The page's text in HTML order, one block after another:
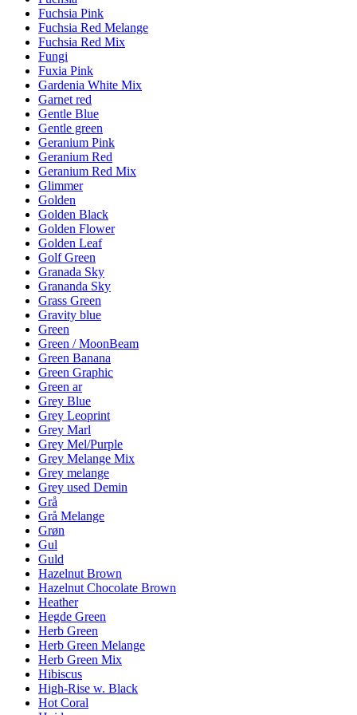
Fuchsia Pink
Fuchsia Red Melange
Fuchsia Red Mix
Fungi
Fuxia Pink
Gardenia White Mix
Garnet red
Gentle Blue
Gentle green
Geranium Pink
Geranium Red
Geranium Red Mix
Glimmer
Golden
Golden Black
Golden Flower
Golden Leaf
Golf Green
Granada Sky
Grananda Sky
Grass Green
Gravity blue
Green
Green / MoonBeam
Green Banana
Green Graphic
Green ar
Grey Blue
Grey Leoprint
Grey Marl
Grey Mel/Purple
Grey Melange Mix
Grey melange
Grey used Demin
Grå
Grå Melange
Grøn
Gul
Guld
Hazelnut Brown
Hazelnut Chocolate Brown
Heather
Hegde Green
Herb Green
Herb Green Melange
Herb Green Mix
Hibiscus
High-Rise w. Black
Hot Coral